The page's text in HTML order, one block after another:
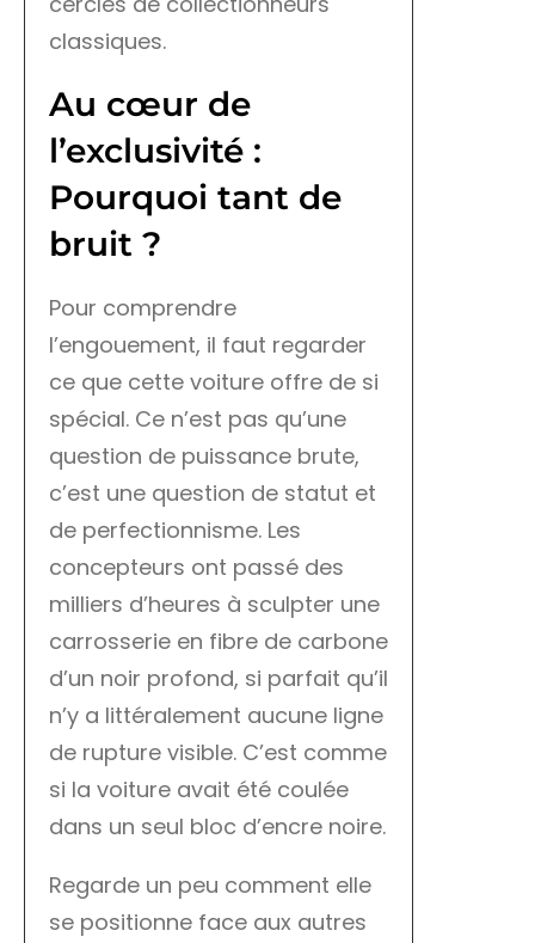
classiques.
Au cœur de
l’exclusivité :
Pourquoi tant de
bruit ?
Pour comprendre
l’engouement, il faut regarder
ce que cette voiture offre de si
spécial. Ce n’est pas qu’une
question de puissance brute,
c’est une question de statut et
de perfectionnisme. Les
concepteurs ont passé des
milliers d’heures à sculpter une
carrosserie en fibre de carbone
d’un noir profond, si parfait qu’il
n’y a littéralement aucune ligne
de rupture visible. C’est comme
si la voiture avait été coulée
dans un seul bloc d’encre noire.
Regarde un peu comment elle
se positionne face aux autres